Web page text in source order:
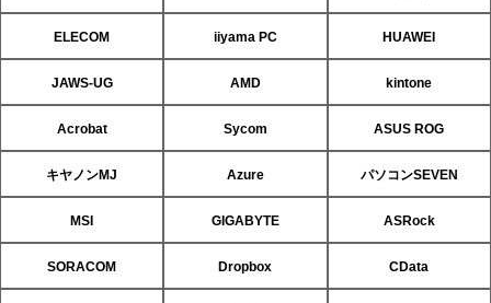
ELECOM iiyama PC HUAWEI
JAWS-UG AMD kintone
Acrobat Sycom ASUS ROG
キヤノンMJ Azure パソコンSEVEN
MSI GIGABYTE ASRock
SORACOM Dropbox CData